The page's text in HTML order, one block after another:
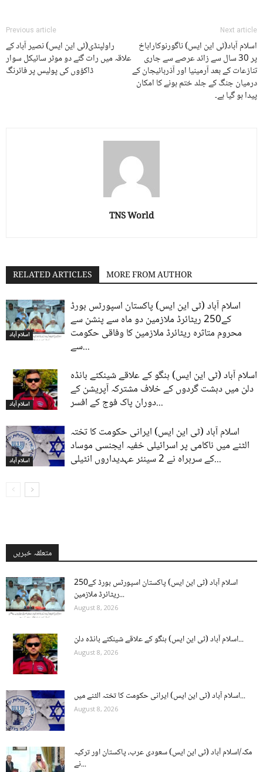
Previous article
راولپنڈی(ٹی این ایس) نصیر آباد کے
علاقہ میں رات گئے دو موٹر سائیکل سوار
ڈاکؤوں کی پولیس پر فائرنگ
Next article
اسلام آباد(ٹی این ایس) ناگورنوکاراباخ
پر 30 سال سے زائد عرصے سے جاری
تنازعات کے بعد آرمینیا اور آذربائیجان کے
درمیان جنگ کے جلد ختم ہونے کا امکان
پیدا ہو گیا ہے۔
TNS World
RELATED ARTICLES MORE FROM AUTHOR
اسلام آباد
اسلام آباد (ٹی این ایس) پاکستان اسپورٹس بورڈ
کے250 ریٹائرڈ ملازمین دو ماہ سے پنشن سے
محروم متاثرہ ریٹائرڈ ملازمین کا وفاقی حکومت
سے...
اسلام آباد
اسلام آباد (ٹی این ایس) ہنگو کے علاقے شینکئے بانڈہ
دلن میں دہشت گردوں کے خلاف مشترکہ آپریشن کے
دوران پاک فوج کے افسر...
اسلام آباد
اسلام آباد (ٹی این ایس) ایرانی حکومت کا تختہ
الٹنے میں ناکامی پر اسرائیلی خفیہ ایجنسی موساد
کے سربراہ نے 2 سینئر عہدیداروں انٹیلی...
متعلقہ خبریں
اسلام آباد (ٹی این ایس) پاکستان اسپورٹس بورڈ کے250
ریٹائرڈ ملازمین...
August 8, 2026
اسلام آباد (ٹی این ایس) ہنگو کے علاقے شینکئے بانڈہ دلن...
August 8, 2026
اسلام آباد (ٹی این ایس) ایرانی حکومت کا تختہ الٹنے میں...
August 8, 2026
مکہ/اسلام آباد (ٹی این ایس) سعودی عرب، پاکستان اور ترکیہ
نے...